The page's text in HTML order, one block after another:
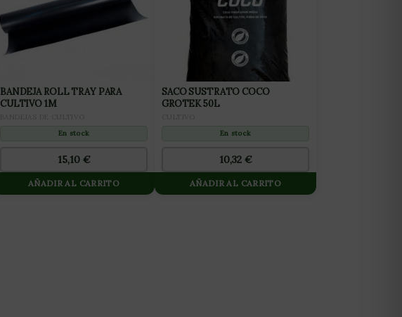
BANDEJA ROLL TRAY PARA
CULTIVO 1M
En stock
15,10 €
AÑADIR AL CARRITO
SACO SUSTRATO COCO
GROTEK 50L
En stock
10,32 €
AÑADIR AL CARRITO